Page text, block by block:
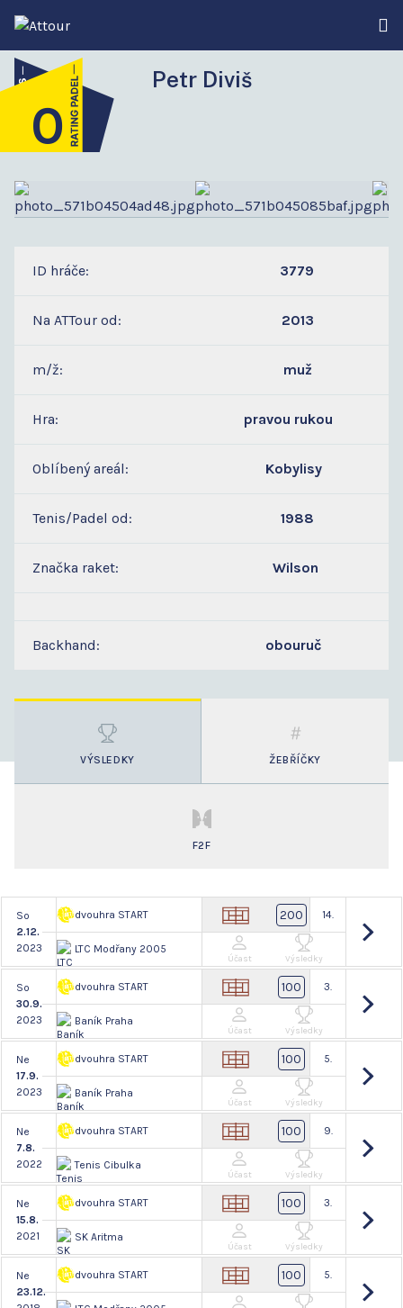
Petr Diviš
3
0
ID hráče: 3779
Na ATTour od: 2013
m/ž: muž
Hra: pravou rukou
Oblíbený areál: Kobylisy
Tenis/Padel od: 1988
Značka raket: Wilson
Backhand: obouruč
VÝSLEDKY ŽEBŘÍČKY
F2F
So
2.12.
2023
dvouhra START
LTC Modřany 2005
200 14.
Účast Výsledky
So
30.9.
2023
dvouhra START
Baník Praha
100 3.
Účast Výsledky
Ne
17.9.
2023
dvouhra START
Baník Praha
100 5.
Účast Výsledky
Ne
7.8.
2022
dvouhra START
Tenis Cibulka
100 9.
Účast Výsledky
Ne
15.8.
2021
dvouhra START
SK Aritma
100 3.
Účast Výsledky
Ne
23.12.
dvouhra START 100 5.